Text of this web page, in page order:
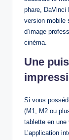
phare, DaVinci
version mobile
d’image
cinéma.
Une
Si vous
(M1, M2 ou
tablette en une
L’application